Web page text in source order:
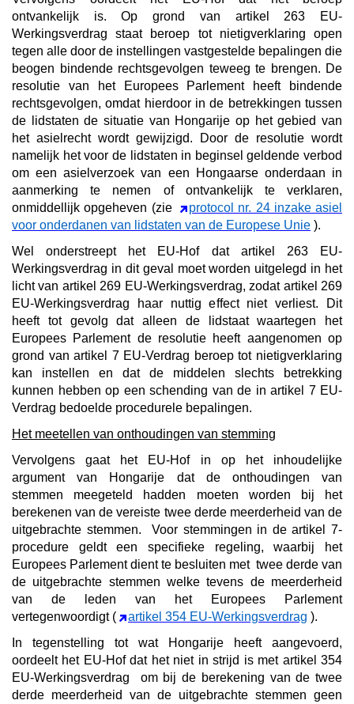
ontvankelijk is. Op grond van artikel 263 EU-
Werkingsverdrag staat beroep tot nietigverklaring open
tegen alle door de instellingen vastgestelde bepalingen die
beogen bindende rechtsgevolgen teweeg te brengen. De
resolutie van het Europees Parlement heeft bindende
rechtsgevolgen, omdat hierdoor in de betrekkingen tussen
de lidstaten de situatie van Hongarije op het gebied van
het asielrecht wordt gewijzigd.
Door de resolutie wordt
namelijk het voor de lidstaten in beginsel geldende verbod
om een asielverzoek van een Hongaarse onderdaan in
aanmerking te nemen of ontvankelijk te verklaren,
onmiddellijk opgeheven (zie
protocol nr. 24 inzake asiel
voor onderdanen van lidstaten van de Europese Unie ).
Wel onderstreept het EU-Hof dat artikel 263 EU-
Werkingsverdrag in dit geval moet worden uitgelegd in het
licht van artikel 269 EU-Werkingsverdrag, zodat artikel 269
EU-Werkingsverdrag haar nuttig effect niet verliest. Dit
heeft tot gevolg dat alleen de lidstaat waartegen het
Europees Parlement de resolutie heeft aangenomen op
grond van artikel 7 EU-Verdrag beroep tot nietigverklaring
kan instellen en dat de middelen slechts betrekking
kunnen hebben op een schending van de in artikel 7 EU-
Verdrag bedoelde procedurele bepalingen.
Het meetellen van onthoudingen van stemming
Vervolgens gaat het EU-Hof in op het inhoudelijke
argument van Hongarije dat de onthoudingen van
stemmen meegeteld hadden moeten worden bij het
berekenen van de vereiste twee derde meerderheid van de
uitgebrachte stemmen.
Voor stemmingen in de artikel 7-
procedure geldt een specifieke regeling, waarbij het
Europees Parlement dient te besluiten met twee derde van
de uitgebrachte stemmen welke tevens de meerderheid
van de leden van het Europees Parlement
vertegenwoordigt (
artikel 354 EU-Werkingsverdrag ).
In tegenstelling tot wat Hongarije heeft aangevoerd,
oordeelt het EU-Hof dat het niet in strijd is met artikel 354
EU-Werkingsverdrag om bij de berekening van de twee
derde meerderheid van de uitgebrachte stemmen geen